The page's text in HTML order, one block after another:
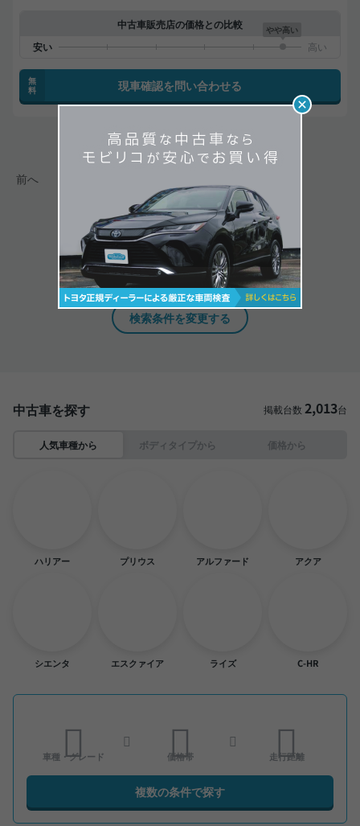
中古車販売店の価格との比較 やや高い
無
料
現車確認を問い合わせる
31-36/36台
前へ
お探しのクルマが見つかりませんか？
検索条件を変更してみると
気に入るクルマが見つかるかもしれません。
検索条件を変更する
中古車を探す 掲載台数 2,013台
人気車種から ボディタイプから 価格から
ハリアー プリウス アルファード アクア
シエンタ エスクァイア ライズ C-HR
車種・グレード 価格帯 走行距離
複数の条件で探す